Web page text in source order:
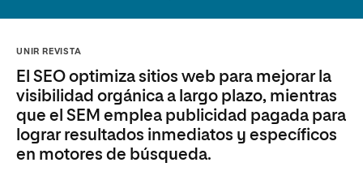
UNIR REVISTA
El SEO optimiza sitios web para mejorar la
visibilidad orgánica a largo plazo, mientras
que el SEM emplea publicidad pagada para
lograr resultados inmediatos y específicos
en motores de búsqueda.